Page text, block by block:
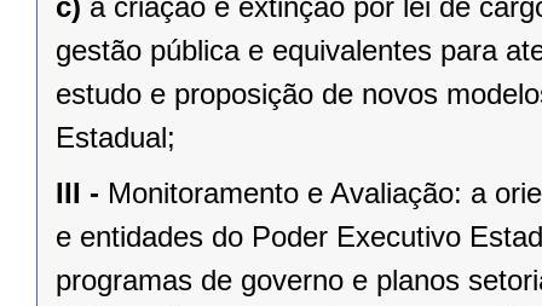
c) a criação e extinção por lei de
gestão pública e equivalentes para
estudo e proposição de novos
Estadual;
III - Monitoramento e Avaliação: a
e entidades do Poder Executivo
programas de governo e planos